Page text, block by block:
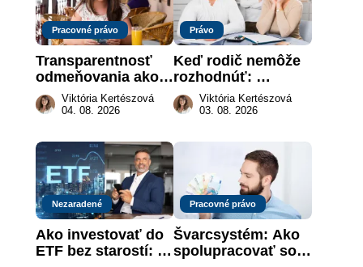
Pracovné právo
Transparentnosť
odmeňovania ako
právna povinnosť:
revolúcia na
práce
Viktória Kertészová
04. 08. 2026
Právo
Keď rodič nemôže
rozhodnúť:
nahradenie prejavu
vôle súdom v
Viktória Kertészová
03. 08. 2026
Nezaradené
Ako investovať do
ETF bez starostí:
Pracovné právo
Švarcsystém: Ako
spolupracovať so